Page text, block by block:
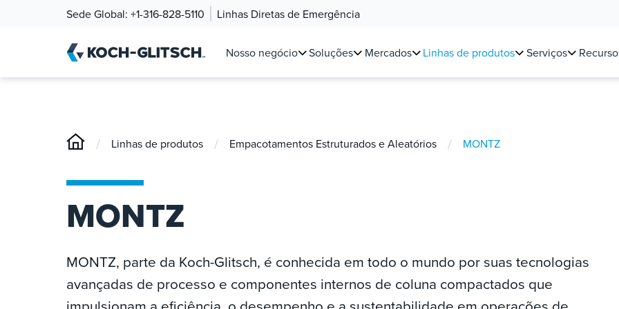
Sede Global: +1-316-828-5110 Linhas Diretas de Emergência
Nosso negócio Soluções Mercados Linhas de produtos Serviços
/ Linhas de produtos / Empacotamentos Estruturados e Aleatórios / MONTZ
MONTZ
MONTZ, parte da Koch-Glitsch, é conhecida em todo o mundo por suas tecnologias
avançadas de processo e componentes internos de coluna compactados que